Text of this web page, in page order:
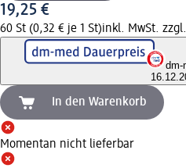
19,25 €
60 St (0,32 € je 1 St)inkl. MwSt. zzgl.
dm-
In den Warenkorb
Momentan nicht lieferbar